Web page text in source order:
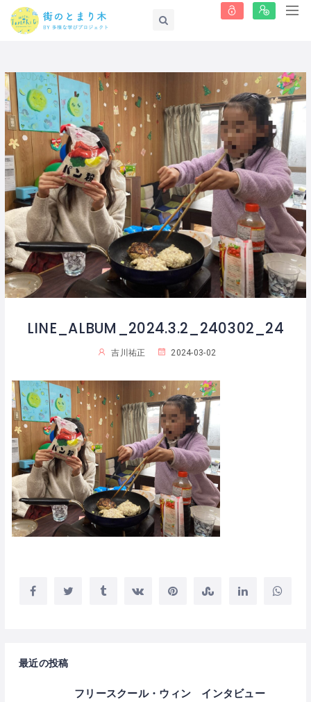
LINE_ALBUM_2024.3.2_240302_24
吉川祐正 2024-03-02
最近の投稿
フリースクール・ウィン インタビュー